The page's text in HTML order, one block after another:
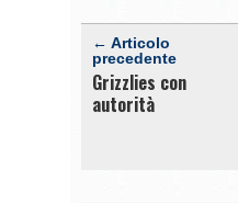
← Articolo
precedente
Grizzlies con
autorità